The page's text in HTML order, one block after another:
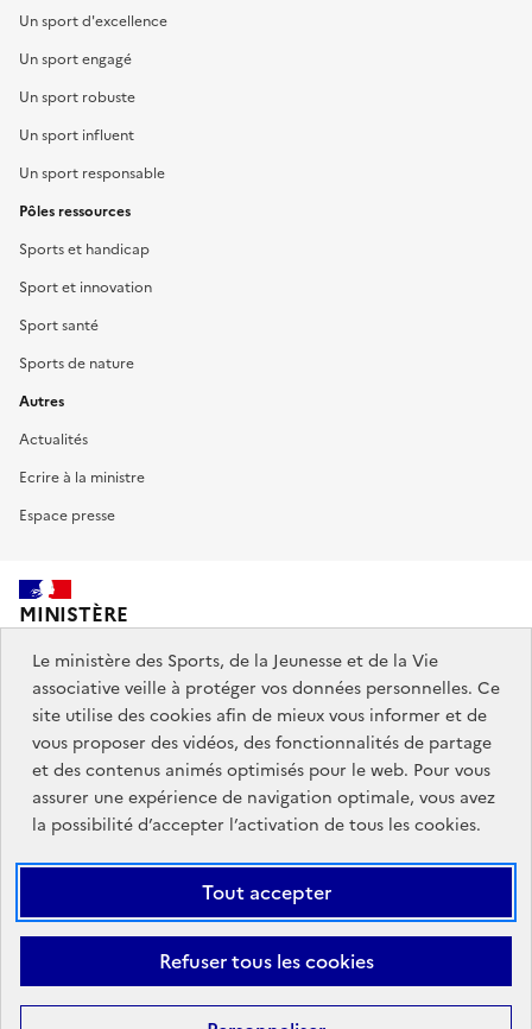
Un sport d'excellence
Un sport engagé
Un sport robuste
Un sport influent
Un sport responsable
Pôles ressources
Sports et handicap
Sport et innovation
Sport santé
Sports de nature
Autres
Actualités
Ecrire à la ministre
Espace presse
MINISTÈRE
DES SPORTS,
DE LA JEUNESSE
ET DE LA VIE ASSOCIATIVE
Découvrez également jeunes.gouv.fr et education.gouv.fr.
Liens
institutionnels
info.gouv.fr
service-public.gouv.fr
légifrance.gouv.fr
data.gouv.fr
Liens
légaux
Plan du site Mentions Légales
Accessibilité : partiellement
Le ministère des Sports, de la Jeunesse et de la Vie
associative veille à protéger vos données personnelles. Ce
site utilise des cookies afin de mieux vous informer et de
vous proposer des vidéos, des fonctionnalités de partage
et des contenus animés optimisés pour le web. Pour vous
assurer une expérience de navigation optimale, vous avez
la possibilité d’accepter l’activation de tous les cookies.
Tout accepter
Refuser tous les cookies